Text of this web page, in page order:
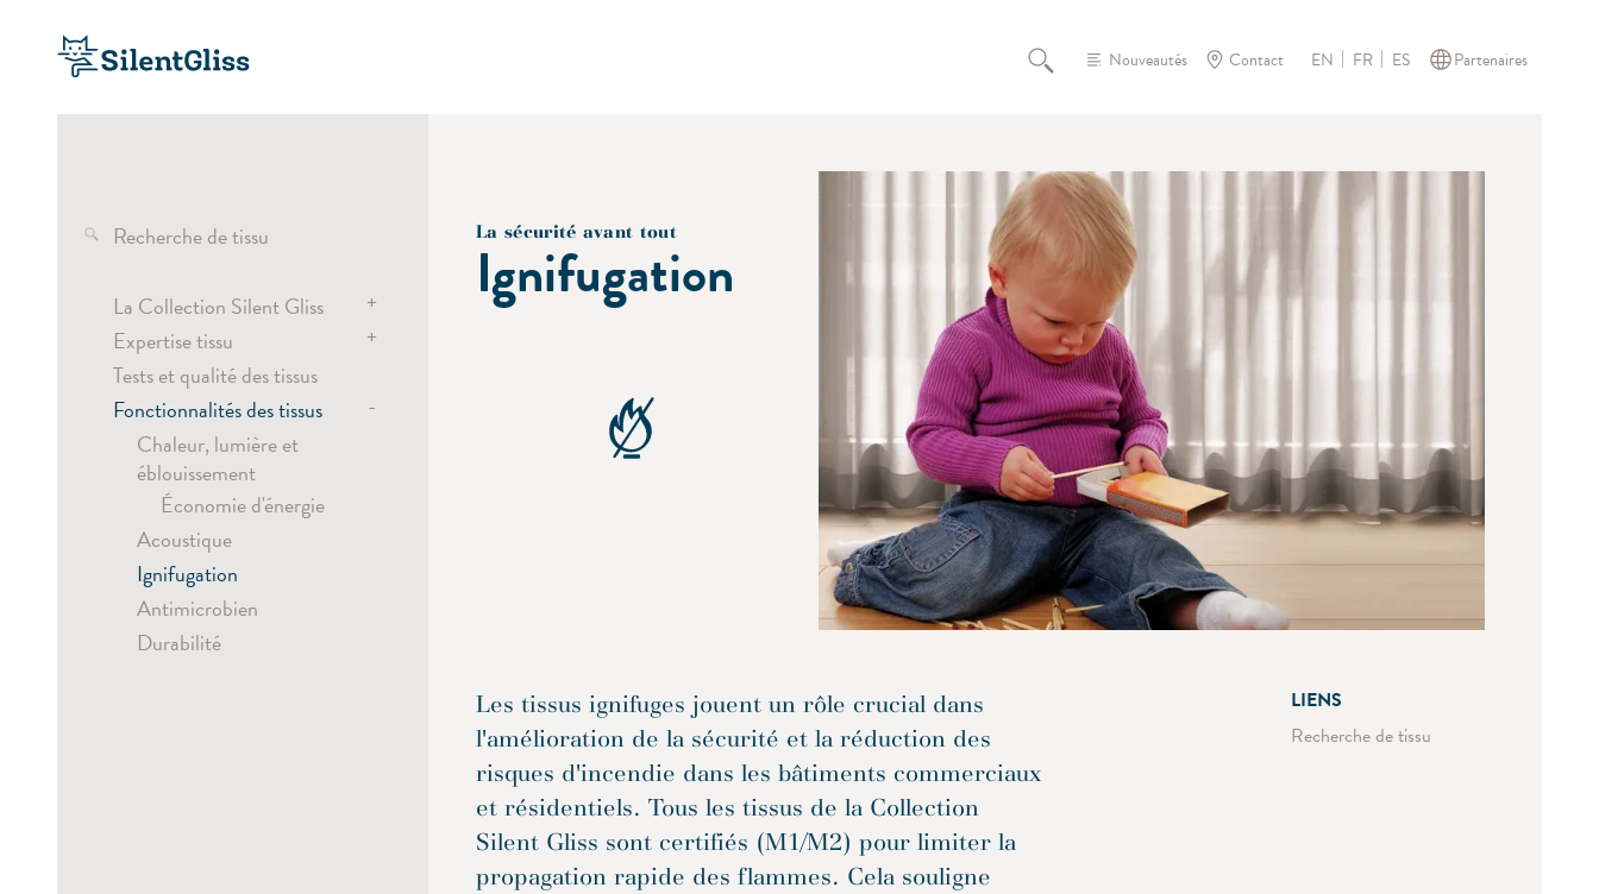
Nouveautés Contact EN FR ES Partenaires
Recherche de tissu
La Collection Silent Gliss
+
Les tissus transparents
Tissus semi-transparents
Tissus obscurcissants et
occultants
Tissus screen
Expertise tissu
+
Wave
Têtes de rideaux
Vertical Waves
Découpe laser
Impression numérique
Tests et qualité des tissus
Fonctionnalités des tissus
-
Chaleur, lumière et
éblouissement
Économie d'énergie
Acoustique
Ignifugation
Antimicrobien
Durabilité
La sécurité avant tout
Ignifugation
Les tissus ignifuges jouent un rôle crucial dans
l'amélioration de la sécurité et la réduction des
risques d'incendie dans les bâtiments commerciaux
et résidentiels. Tous les tissus de la Collection
Silent Gliss sont certifiés (M1/M2) pour limiter la
propagation rapide des flammes. Cela souligne
LIENS
Recherche de tissu